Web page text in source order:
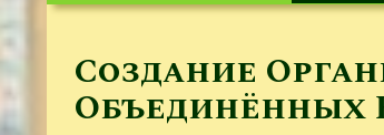
Создание
Объединённых